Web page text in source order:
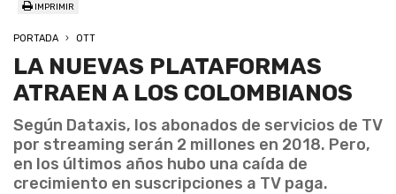
IMPRIMIR
PORTADA OTT
LA NUEVAS PLATAFORMAS
ATRAEN A LOS COLOMBIANOS
Según Dataxis, los abonados de servicios de TV
por streaming serán 2 millones en 2018. Pero,
en los últimos años hubo una caída de
crecimiento en suscripciones a TV paga.